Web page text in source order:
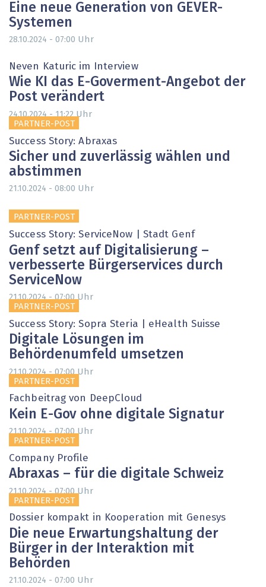
Eine neue Generation von GEVER-
Systemen
28.10.2024 - 07:00 Uhr
Neven Katuric im Interview
Wie KI das E-Goverment-Angebot der
Post verändert
24.10.2024 - 11:22 Uhr
PARTNER-POST
Success Story: Abraxas
Sicher und zuverlässig wählen und
abstimmen
21.10.2024 - 08:00 Uhr
PARTNER-POST
Success Story: ServiceNow | Stadt Genf
Genf setzt auf Digitalisierung –
verbesserte Bürgerservices durch
ServiceNow
21.10.2024 - 07:00 Uhr
PARTNER-POST
Success Story: Sopra Steria | eHealth Suisse
Digitale Lösungen im
Behördenumfeld umsetzen
21.10.2024 - 07:00 Uhr
PARTNER-POST
Fachbeitrag von DeepCloud
Kein E-Gov ohne digitale Signatur
21.10.2024 - 07:00Uhr
PARTNER-POST
Company Profile
Abraxas – für die digitale Schweiz
21.10.2024 - 07:00 Uhr
PARTNER-POST
Dossier kompakt in Kooperation mit Genesys
Die neue Erwartungshaltung der
Bürger in der Interaktion mit
Behörden
21.10.2024 - 07:00 Uhr